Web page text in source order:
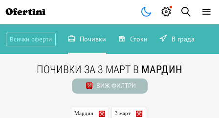
Ofertini
Всички оферти Почивки Стоки В града
ПОЧИВКИ ЗА 3 МАРТ В МАРДИН
ВИЖ ФИЛТРИ
Мардин 3 март